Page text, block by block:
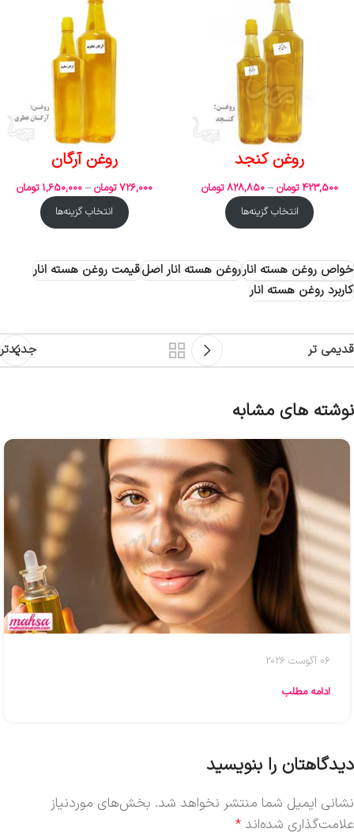
روغن کنجد
423,500 تومان –
828,850 تومان
انتخاب گزینه‌ها
روغن آرگان
726,000 تومان –
1,650,000 تومان
انتخاب گزینه‌ها
خواص روغن هسته انارروغن هسته انار اصلقیمت روغن هسته انار
کاربرد روغن هسته انار
جدیدتر قدیمی تر
نوشته های مشابه
06 آگوست 2026
ادامه مطلب
دیدگاهتان را بنویسید
نشانی ایمیل شما منتشر نخواهد شد. بخش‌های موردنیاز
علامت‌گذاری شده‌اند *